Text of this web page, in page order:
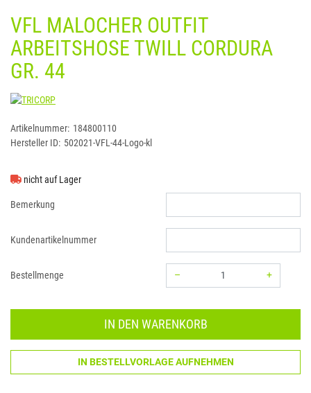
VFL MALOCHER OUTFIT
ARBEITSHOSE TWILL CORDURA
GR. 44
TRICORP
Artikelnummer: 184800110
Hersteller ID: 502021-VFL-44-Logo-kl
nicht auf Lager
Bemerkung
Kundenartikelnummer
Bestellmenge –
+
IN DEN WARENKORB
IN BESTELLVORLAGE AUFNEHMEN